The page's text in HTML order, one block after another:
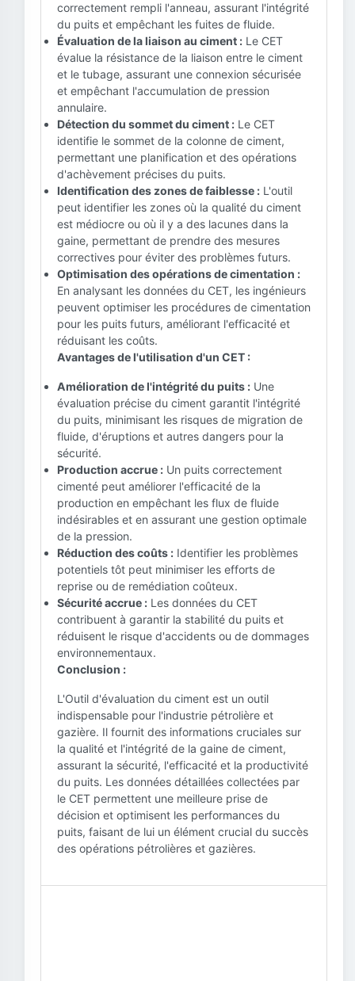
correctement rempli l'anneau, assurant l'intégrité
du puits et empêchant les fuites de fluide.
Évaluation de la liaison au ciment : Le CET
évalue la résistance de la liaison entre le ciment
et le tubage, assurant une connexion sécurisée
et empêchant l'accumulation de pression
annulaire.
Détection du sommet du ciment : Le CET
identifie le sommet de la colonne de ciment,
permettant une planification et des opérations
d'achèvement précises du puits.
Identification des zones de faiblesse : L'outil
peut identifier les zones où la qualité du ciment
est médiocre ou où il y a des lacunes dans la
gaine, permettant de prendre des mesures
correctives pour éviter des problèmes futurs.
Optimisation des opérations de cimentation :
En analysant les données du CET, les ingénieurs
peuvent optimiser les procédures de cimentation
pour les puits futurs, améliorant l'efficacité et
réduisant les coûts.
Avantages de l'utilisation d'un CET :
Amélioration de l'intégrité du puits : Une
évaluation précise du ciment garantit l'intégrité
du puits, minimisant les risques de migration de
fluide, d'éruptions et autres dangers pour la
sécurité.
Production accrue : Un puits correctement
cimenté peut améliorer l'efficacité de la
production en empêchant les flux de fluide
indésirables et en assurant une gestion optimale
de la pression.
Réduction des coûts : Identifier les problèmes
potentiels tôt peut minimiser les efforts de
reprise ou de remédiation coûteux.
Sécurité accrue : Les données du CET
contribuent à garantir la stabilité du puits et
réduisent le risque d'accidents ou de dommages
environnementaux.
Conclusion :
L'Outil d'évaluation du ciment est un outil
indispensable pour l'industrie pétrolière et
gazière. Il fournit des informations cruciales sur
la qualité et l'intégrité de la gaine de ciment,
assurant la sécurité, l'efficacité et la productivité
du puits. Les données détaillées collectées par
le CET permettent une meilleure prise de
décision et optimisent les performances du
puits, faisant de lui un élément crucial du succès
des opérations pétrolières et gazières.